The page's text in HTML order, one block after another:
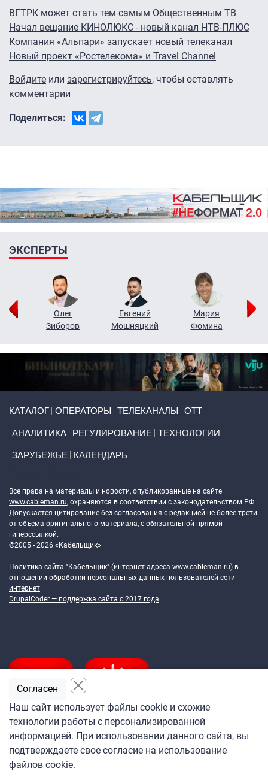
ВГТРК может стать тем самым Общественным ТВ
Начал вещание КИНОЛЮКС - новый канал НТВ-ПЛЮС
Компания «Альпари» запускает новый телеканал
Новый проект «Ростелекома» и Travel Channel
Войдите или зарегистрируйтесь, чтобы оставлять
комментарии
Поделиться:
ЭКСПЕРТЫ
Олег
Зиборов
Евгений
Мошняцкий
Мария
Фомина
КАТАЛОГ ОПЕРАТОРЫ ТЕЛЕКАНАЛЫ ОТТ
АНАЛИТИКА РЕГУЛИРОВАНИЕ ТЕХНОЛОГИИ
ЗАРУБЕЖЬЕ КАЛЕНДАРЬ
Все права на материалы и новости, опубликованные на сайте
www.cableman.ru, охраняются в соответствии с законодательством РФ.
Допускается цитирование без согласования с редакцией не более трети
от объема оригинального материала, с обязательной прямой
гиперссылкой.
©2005 - 2026 «Кабельщик»
Политика сайта "Кабельщик" (интернет-адреса www.cableman.ru) в
отношении обработки персональных данных пользователей сети
интернет
DrupalCoder — поддержка сайта c 2017 года
Подпишитесь
на ежедневную рассылку
«Кабельщика»
Наш сайт использует файлы cookie и схожие
технологии работы с персонализированной
информацией. При использовании данного сайта, вы
подтверждаете свое согласие на использование
файлов cookie.
Согласен